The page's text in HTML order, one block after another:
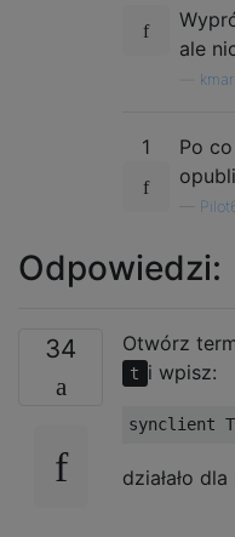
ale
1
Po
Odpowiedzi:
34 Otwórz
t i wpisz:
działało